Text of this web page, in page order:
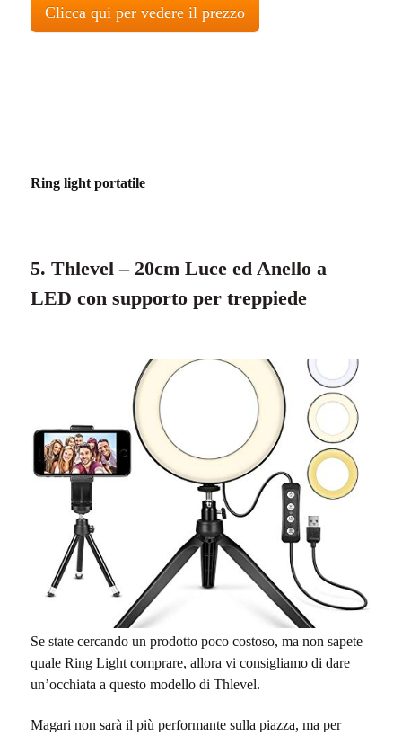
Clicca qui per vedere il prezzo
Ring light portatile
5. Thlevel – 20cm Luce ed Anello a
LED con supporto per treppiede
Se state cercando un prodotto poco costoso, ma non sapete
quale Ring Light comprare, allora vi consigliamo di dare
un’occhiata a questo modello di Thlevel.
Magari non sarà il più performante sulla piazza, ma per